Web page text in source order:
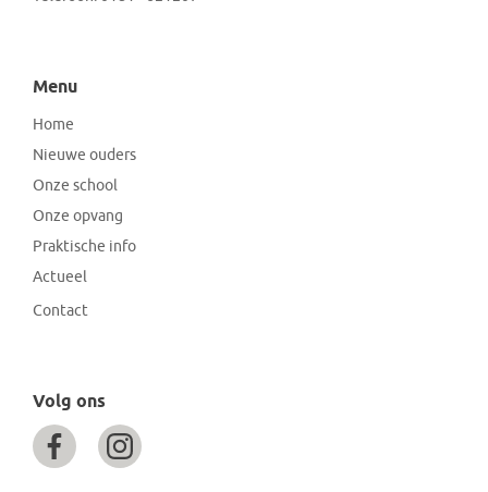
Menu
Home
Nieuwe ouders
Onze school
Onze opvang
Praktische info
Actueel
Contact
Volg ons